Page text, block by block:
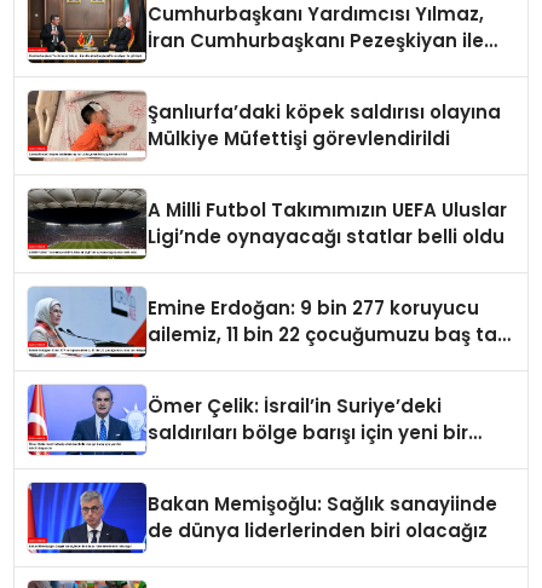
Cumhurbaşkanı Yardımcısı Yılmaz,
İran Cumhurbaşkanı Pezeşkiyan ile
Şanlıurfa’daki köpek saldırısı olayına
Mülkiye Müfettişi görevlendirildi
A Milli Futbol Takımımızın UEFA Uluslar
Ligi’nde oynayacağı statlar belli oldu
Emine Erdoğan: 9 bin 277 koruyucu
ailemiz, 11 bin 22 çocuğumuzu baş tacı
Ömer Çelik: İsrail’in Suriye’deki
saldırıları bölge barışı için yeni bir
Bakan Memişoğlu: Sağlık sanayiinde
de dünya liderlerinden biri olacağız